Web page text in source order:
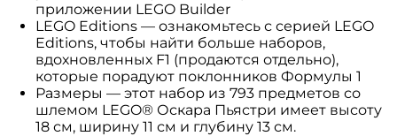
приложении LEGO Builder
LEGO Editions — ознакомьтесь с серией LEGO
Editions, чтобы найти больше наборов,
вдохновленных F1 (продаются отдельно),
которые порадуют поклонников Формулы 1
Размеры — этот набор из 793 предметов со
шлемом LEGO® Оскара Пьястри имеет высоту
18 см, ширину 11 см и глубину 13 см.